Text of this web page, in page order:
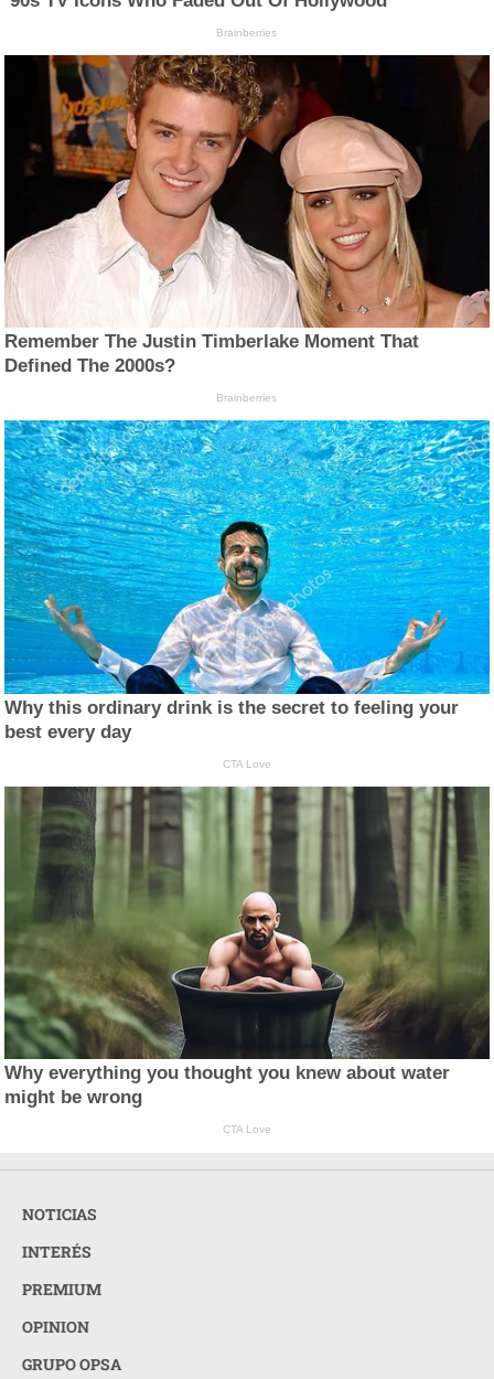
Brainberries
Remember The Justin Timberlake Moment That
Defined The 2000s?
Brainberries
Why this ordinary drink is the secret to feeling your
best every day
CTA Love
Why everything you thought you knew about water
might be wrong
CTA Love
NOTICIAS
INTERÉS
PREMIUM
OPINION
GRUPO OPSA